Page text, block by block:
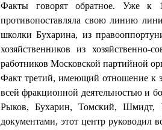
Факты говорят обратное. Уже к
противопоставляла свою линию
школки Бухарина, из
хозяйственников из
работников Мос­ковской партийной
Факт третий, имеющий отношение к
всей фракцион­ной деятельностью и
Рыков, Бухарин, Томский, Шмидт,
документами, этот центр руководил